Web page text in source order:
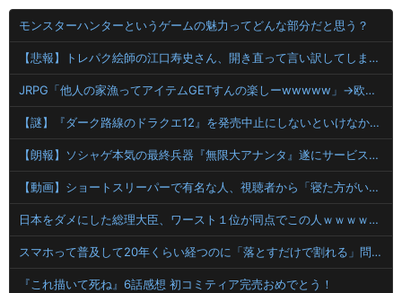
モンスターハンターというゲームの魅力ってどんな部分だと思う？
【悲報】トレパク絵師の江口寿史さん、開き直って言い訳してしまう。全く反省してないと話題に
JRPG「他人の家漁ってアイテムGETすんの楽しーwwwww」→欧米で馬鹿にされてしまう
【謎】『ダーク路線のドラクエ12』を発売中止にしないといけなかった理由ってガチでなに？とりあえすだせばいいやん
【朗報】ソシャゲ本気の最終兵器『無限大アナンタ』遂にサービス開始へwwww
【動画】ショートスリーパーで有名な人、視聴者から「寝た方がいい」と言われブチギレ
日本をダメにした総理大臣、ワースト１位が同点でこの人ｗｗｗｗｗｗ
スマホって普及して20年くらい経つのに「落とすだけで割れる」問題いつまでもクリアできてないよね…
『これ描いて死ね』6話感想 初コミティア完売おめでとう！